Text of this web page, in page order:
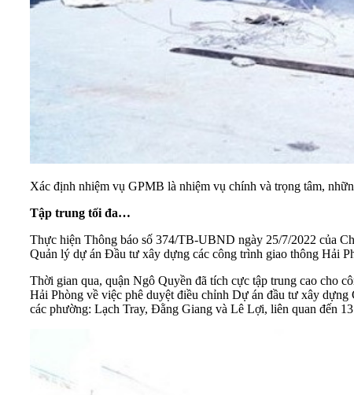
Xác định nhiệm vụ GPMB là nhiệm vụ chính và trọng tâm,
Tập trung tối đa…
Thực hiện Thông báo số 374/TB-UBND ngày 25/7/2022 của
Quản lý dự án Đầu tư xây dựng các công trình giao thông Hải
Thời gian qua, quận Ngô Quyền đã tích cực tập trung cao cho
Hải Phòng về việc phê duyệt điều chỉnh Dự án đầu tư xây
các phường: Lạch Tray, Đằng Giang và Lê Lợi, liên quan đến